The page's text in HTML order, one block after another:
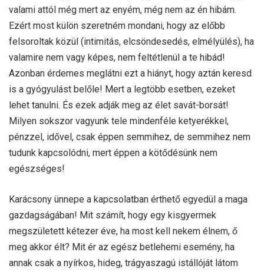
valami attól még mert az enyém, még nem az én hibám.
Ezért most külön szeretném mondani, hogy az előbb
felsoroltak közül (intimitás, elcsöndesedés, elmélyülés), ha
valamire nem vagy képes, nem feltétlenül a te hibád!
Azonban érdemes meglátni ezt a hiányt, hogy aztán keresd
is a gyógyulást belőle! Mert a legtöbb esetben, ezeket
lehet tanulni. És ezek adják meg az élet savát-borsát!
Milyen sokszor vagyunk tele mindenféle ketyerékkel,
pénzzel, idővel, csak éppen semmihez, de semmihez nem
tudunk kapcsolódni, mert éppen a kötődésünk nem
egészséges!
Karácsony ünnepe a kapcsolatban érthető egyedül a maga
gazdagságában! Mit számít, hogy egy kisgyermek
megszületett kétezer éve, ha most kell nekem élnem, ő
meg akkor élt? Mit ér az egész betlehemi esemény, ha
annak csak a nyírkos, hideg, trágyaszagú istállóját látom